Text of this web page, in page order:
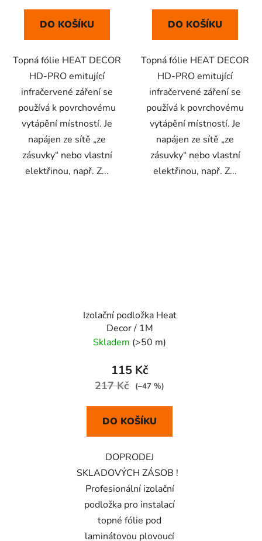
DO KOŠÍKU
Topná fólie HEAT DECOR
HD-PRO emitující
infračervené záření se
používá k povrchovému
vytápění místností. Je
napájen ze sítě „ze
zásuvky“ nebo vlastní
elektřinou, např. Z...
DO KOŠÍKU
Topná fólie HEAT DECOR
HD-PRO emitující
infračervené záření se
používá k povrchovému
vytápění místností. Je
napájen ze sítě „ze
zásuvky“ nebo vlastní
elektřinou, např. Z...
Izolační podložka Heat
Decor / 1M
Skladem (>50 m)
115 Kč
217 Kč (–47 %)
DO KOŠÍKU
DOPRODEJ
SKLADOVÝCH ZÁSOB !
Profesionální izolační
podložka pro instalací
topné fólie pod
laminátovou plovoucí